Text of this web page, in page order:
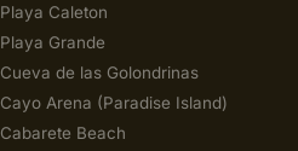
Playa Caleton
Playa Grande
Cueva de las Golondrinas
Cayo Arena (Paradise Island)
Cabarete Beach